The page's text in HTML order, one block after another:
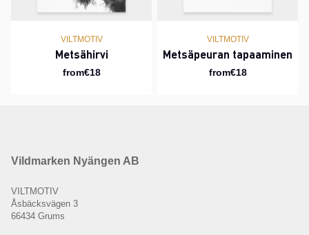
VILTMOTIV
Metsähirvi
from€18
VILTMOTIV
Metsäpeuran tapaaminen
from€18
Vildmarken Nyängen AB
VILTMOTIV
Åsbäcksvägen 3
66434 Grums